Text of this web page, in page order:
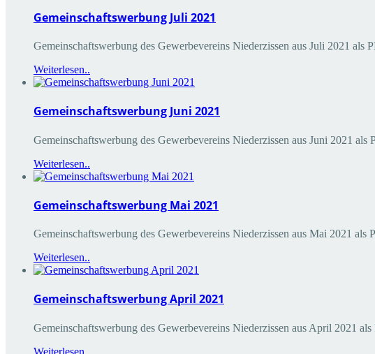
Gemeinschaftswerbung Juli 2021
Gemeinschaftswerbung des Gewerbevereins Niederzissen aus Juli 2021 als
Weiterlesen..
Gemeinschaftswerbung Juni 2021
Gemeinschaftswerbung des Gewerbevereins Niederzissen aus Juni 2021
Weiterlesen..
Gemeinschaftswerbung Mai 2021
Gemeinschaftswerbung des Gewerbevereins Niederzissen aus Mai 2021
Weiterlesen..
Gemeinschaftswerbung April 2021
Gemeinschaftswerbung des Gewerbevereins Niederzissen aus April 2021
Weiterlesen..